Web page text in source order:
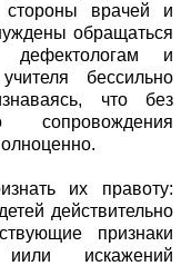
стороны врачей и
обращаться
и
бессильно
что без
сопровождения
их правоту:
действительно
признаки
иили искажений